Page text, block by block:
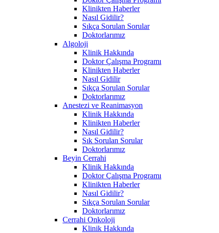
Klinikten Haberler
Nasıl Gidilir?
Sıkça Sorulan Sorular
Doktorlarımız
Algoloji
Klinik Hakkında
Doktor Çalışma Programı
Klinikten Haberler
Nasıl Gidilir
Sıkça Sorulan Sorular
Doktorlarımız
Anestezi ve Reanimasyon
Klinik Hakkında
Klinikten Haberler
Nasıl Gidilir?
Sık Sorulan Sorular
Doktorlarımız
Beyin Cerrahi
Klinik Hakkında
Doktor Çalışma Programı
Klinikten Haberler
Nasıl Gidilir?
Sıkça Sorulan Sorular
Doktorlarımız
Cerrahi Onkoloji
Klinik Hakkında